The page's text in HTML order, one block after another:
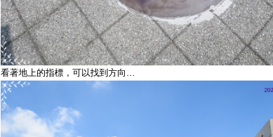
看著地上的指標，可以找到方向…